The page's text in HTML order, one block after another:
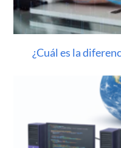
¿Cuál es la